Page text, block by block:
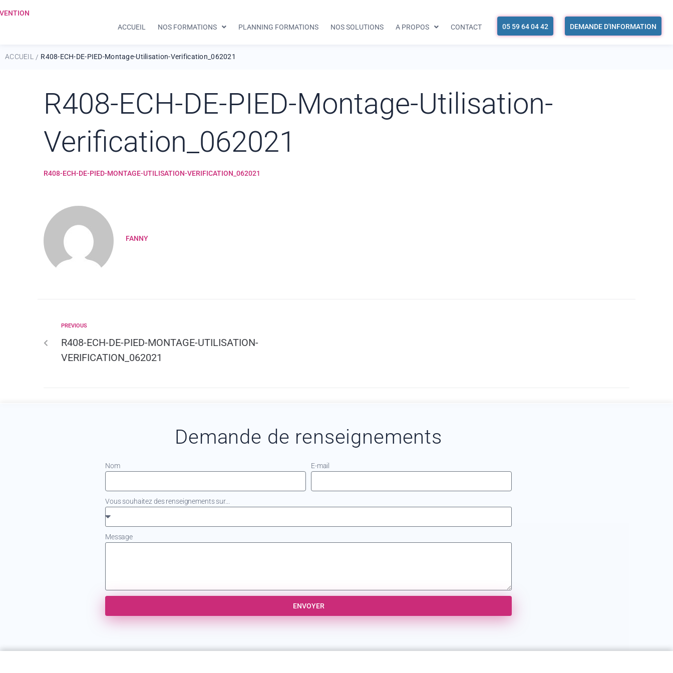
ACCUEIL NOS FORMATIONS PLANNING FORMATIONS NOS SOLUTIONS A PROPOS CONTACT 05 59 64 04 42 DEMANDE D'INFORMATION
ACCUEIL / R408-ECH-DE-PIED-Montage-Utilisation-Verification_062021
R408-ECH-DE-PIED-Montage-Utilisation-
Verification_062021
R408-ECH-DE-PIED-MONTAGE-UTILISATION-VERIFICATION_062021
FANNY
PREVIOUS
R408-ECH-DE-PIED-MONTAGE-UTILISATION-
VERIFICATION_062021
Demande de renseignements
Nom E-mail
Vous souhaitez des renseignements sur...
Message
ENVOYER